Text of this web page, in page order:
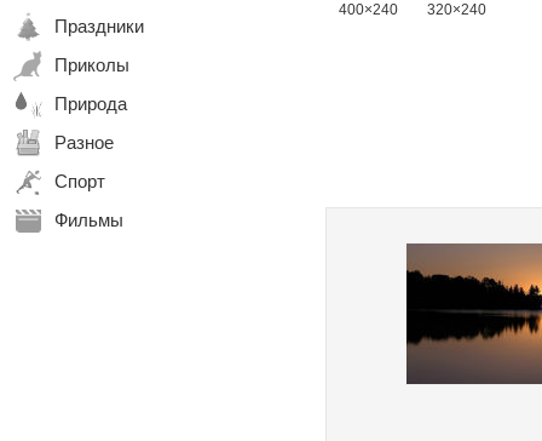
Праздники
Приколы
Природа
Разное
Спорт
Фильмы
400×240
320×240